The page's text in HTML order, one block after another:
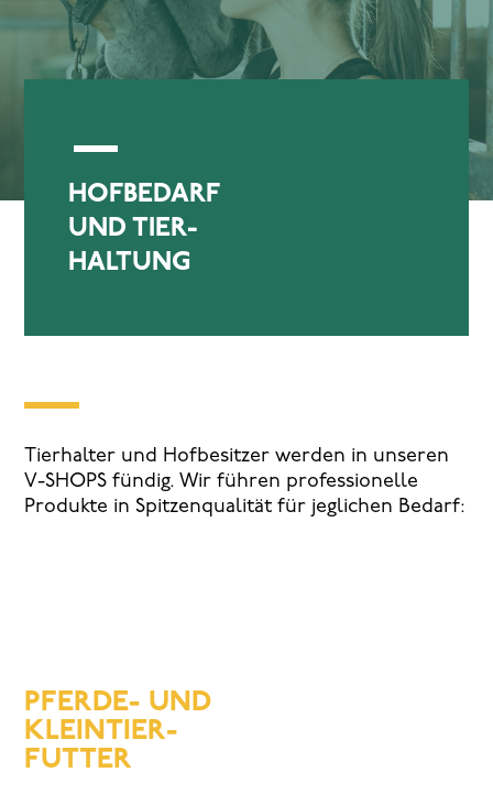
HOFBEDARF
UND TIER-
HALTUNG
Tierhalter und Hofbesitzer werden in unseren
V-SHOPS fündig. Wir führen professionelle
Produkte in Spitzenqualität für jeglichen Bedarf:
PFERDE- UND
KLEINTIER-
FUTTER